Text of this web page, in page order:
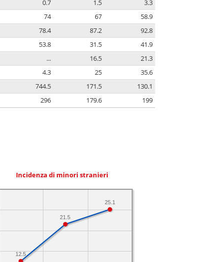
0.7 1.5
3.3
74 67
58.9
78.4 87.2
92.8
53.8 31.5
41.9
... 16.5
21.3
4.3 25
35.6
744.5 171.5
130.1
296 179.6 199
Incidenza di minori stranieri
25.1
21.5
12.5